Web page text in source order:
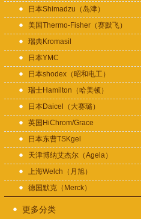
日本Shimadzu（岛津）
美国Thermo-Fisher（赛默飞）
瑞典Kromasil
日本YMC
日本shodex（昭和电工）
瑞士Hamilton（哈美顿）
日本Daicel（大赛璐）
英国HiChrom/Grace
日本东曹TSKgel
天津博纳艾杰尔（Agela）
上海Welch（月旭）
德国默克（Merck）
更多分类